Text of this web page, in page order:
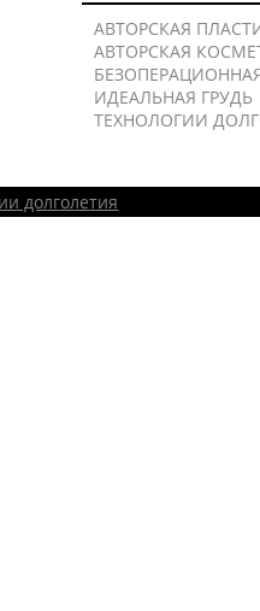
АВТОРСКАЯ
АВТОРСКАЯ
ИДЕАЛЬНАЯ ГРУДЬ
ТЕХНОЛОГИИ
долголетия